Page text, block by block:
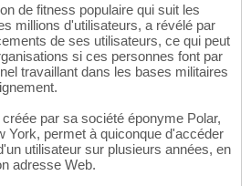
de fitness populaire qui suit les
millions d'utilisateurs, a révélé par
de ses utilisateurs, ce qui peut
si ces personnes font par
travaillant dans les bases militaires
par sa société éponyme Polar,
York, permet à quiconque d'accéder
utilisateur sur plusieurs années, en
adresse Web.